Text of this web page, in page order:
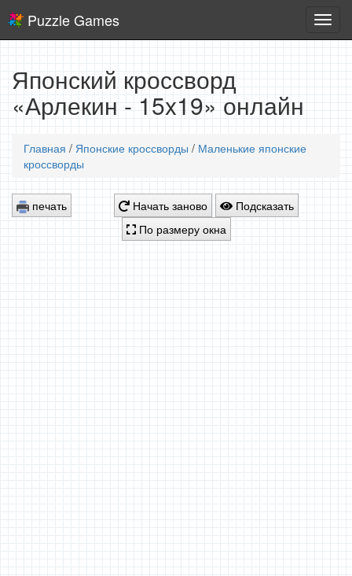
игры
Puzzle Games
Японский кроссворд
«Арлекин - 15x19» онлайн
Главная / Японские кроссворды / Маленькие японские
кроссворды
печать Начать заново
Подсказать
По размеру окна